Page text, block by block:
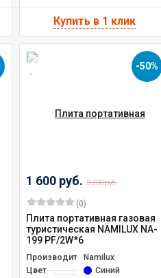
-50%
1 600 руб. 3 200 руб.
(0)
Плита портативная газовая
туристическая NAMILUX NA-
199 PF/2W*6
ПроизводительNamilux
Цвет
Синий